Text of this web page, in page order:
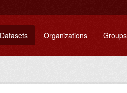
Datasets Organizations Groups